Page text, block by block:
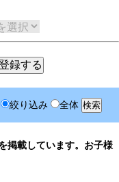
絞り込み 全体
掲載しています。お子様